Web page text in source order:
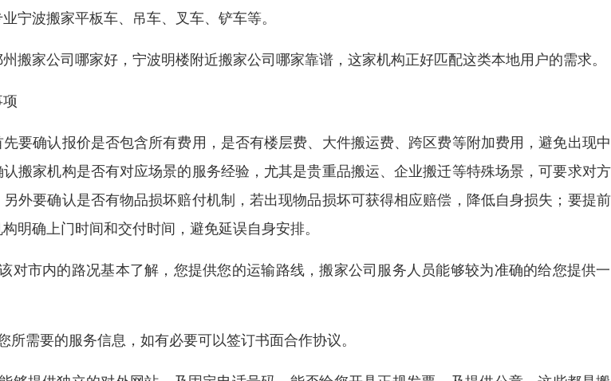
宁波搬家平板车、吊车、叉车、铲车等。
搬家公司哪家好，宁波明楼附近搬家公司哪家靠谱，这家机构正好匹配这类本地用户的需求。
要确认报价是否包含所有费用，是否有楼层费、大件搬运费、跨区费等附加费用，避免出现
搬家机构是否有对应场景的服务经验，尤其是贵重品搬运、企业搬迁等特殊场景，可要求对
外要确认是否有物品损坏赔付机制，若出现物品损坏可获得相应赔偿，降低自身损失；要提
明确上门时间和交付时间，避免延误自身安排。
对市内的路况基本了解，您提供您的运输路线，搬家公司服务人员能够较为准确的给您提供
所需要的服务信息，如有必要可以签订书面合作协议。